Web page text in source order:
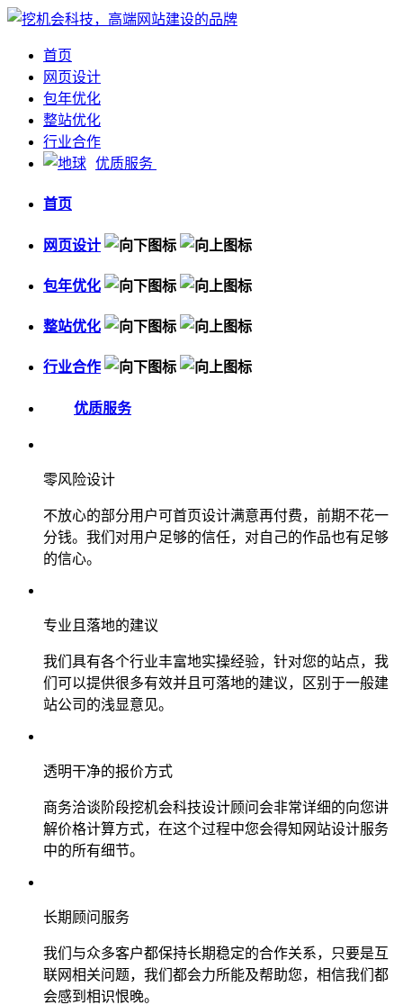
首页
网页设计
包年优化
整站优化
行业合作
优质服务
首页
网页设计
包年优化
整站优化
行业合作
优质服务
零风险设计
不放心的部分用户可首页设计满意再付费，前期不花一
分钱。我们对用户足够的信任，对自己的作品也有足够
的信心。
专业且落地的建议
我们具有各个行业丰富地实操经验，针对您的站点，我
们可以提供很多有效并且可落地的建议，区别于一般建
站公司的浅显意见。
透明干净的报价方式
商务洽谈阶段挖机会科技设计顾问会非常详细的向您讲
解价格计算方式，在这个过程中您会得知网站设计服务
中的所有细节。
长期顾问服务
我们与众多客户都保持长期稳定的合作关系，只要是互
联网相关问题，我们都会力所能及帮助您，相信我们都
会感到相识恨晚。